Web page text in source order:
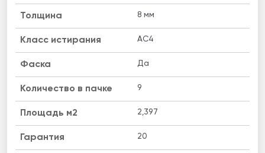
Толщина 8 мм
Класс истирания AC4
Фаска Да
Количество в пачке 9
Площадь м2 2,397
Гарантия 20